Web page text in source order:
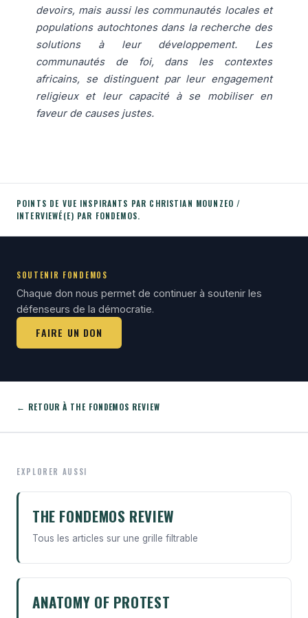
devoirs, mais aussi les communautés locales et
populations autochtones dans la recherche des
solutions à leur développement. Les
communautés de foi, dans les contextes
africains, se distinguent par leur engagement
religieux et leur capacité à se mobiliser en
faveur de causes justes.
POINTS DE VUE INSPIRANTS PAR CHRISTIAN MOUNZEO /
INTERVIEWÉ(E) PAR FONDEMOS.
SOUTENIR FONDEMOS
Chaque don nous permet de continuer à soutenir les
défenseurs de la démocratie.
FAIRE UN DON
← RETOUR À THE FONDEMOS REVIEW
EXPLORER AUSSI
THE FONDEMOS REVIEW
Tous les articles sur une grille filtrable
ANATOMY OF PROTEST